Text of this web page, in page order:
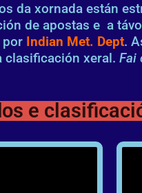
da xornada están
de apostas e a
por Indian Met. Dept.
clasificación xeral. Fai
e